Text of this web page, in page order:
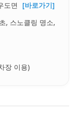
도면
[바로가기]
, 스노클링 명소,
장 이용)